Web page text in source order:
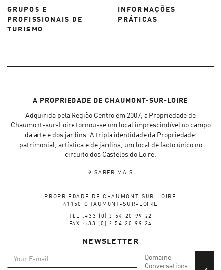
GRUPOS E
PROFISSIONAIS DE
TURISMO
INFORMAÇÕES
PRÁTICAS
A PROPRIEDADE DE CHAUMONT-SUR-LOIRE
Adquirida pela Região Centro em 2007, a Propriedade de
Chaumont-sur-Loire tornou-se um local imprescindível no campo
da arte e dos jardins. A tripla identidade da Propriedade:
patrimonial, artística e de jardins, um local de facto único no
circuito dos Castelos do Loire.
SABER MAIS
PROPRIEDADE DE CHAUMONT-SUR-LOIRE
41150 CHAUMONT-SUR-LOIRE
TEL :+33 (0) 2 54 20 99 22
FAX :+33 (0) 2 54 20 99 24
NEWSLETTER